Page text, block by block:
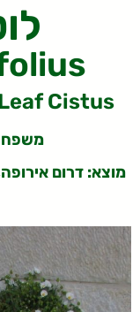
Cistus
מוצא:דרום